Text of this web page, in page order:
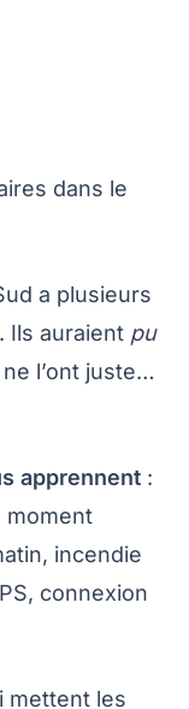
dans le
a plusieurs
Ils auraient pu
l’ont juste…
apprennent :
moment
incendie
connexion
mettent les